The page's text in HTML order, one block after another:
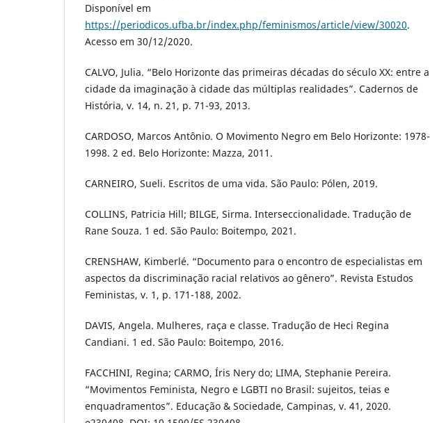
Disponível em
https://periodicos.ufba.br/index.php/feminismos/article/view/30020.
Acesso em 30/12/2020.
CALVO, Julia. “Belo Horizonte das primeiras décadas do século XX: entre a
cidade da imaginação à cidade das múltiplas realidades”. Cadernos de
História, v. 14, n. 21, p. 71-93, 2013.
CARDOSO, Marcos Antônio. O Movimento Negro em Belo Horizonte: 1978-
1998. 2 ed. Belo Horizonte: Mazza, 2011.
CARNEIRO, Sueli. Escritos de uma vida. São Paulo: Pólen, 2019.
COLLINS, Patricia Hill; BILGE, Sirma. Interseccionalidade. Tradução de
Rane Souza. 1 ed. São Paulo: Boitempo, 2021.
CRENSHAW, Kimberlé. “Documento para o encontro de especialistas em
aspectos da discriminação racial relativos ao gênero”. Revista Estudos
Feministas, v. 1, p. 171-188, 2002.
DAVIS, Angela. Mulheres, raça e classe. Tradução de Heci Regina
Candiani. 1 ed. São Paulo: Boitempo, 2016.
FACCHINI, Regina; CARMO, Íris Nery do; LIMA, Stephanie Pereira.
“Movimentos Feminista, Negro e LGBTI no Brasil: sujeitos, teias e
enquadramentos”. Educação & Sociedade, Campinas, v. 41, 2020.